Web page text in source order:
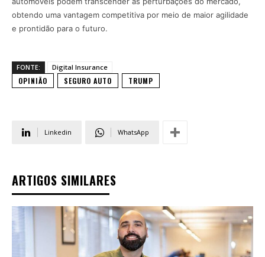
obtendo uma vantagem competitiva por meio de maior agilidade
e prontidão para o futuro.
FONTE: Digital Insurance
OPINIÃO SEGURO AUTO TRUMP
Linkedin WhatsApp
ARTIGOS SIMILARES